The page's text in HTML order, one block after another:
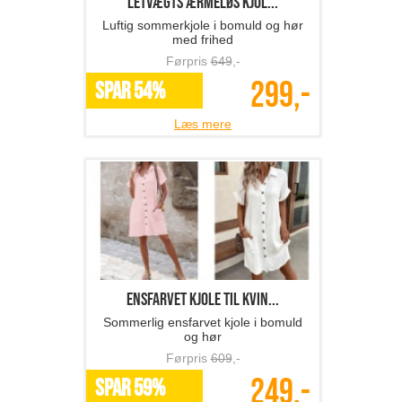
Luftig sommerkjole i bomuld og hør
med frihed
Førpris649,-
SPAR 54% 299,-
Læs mere
ensfarvet kjole til kvin...
Sommerlig ensfarvet kjole i bomuld
og hør
Førpris609,-
SPAR 59% 249,-